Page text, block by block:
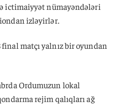
ictimaiyyət nümayəndələri
izləyirlər.
matçı yalnız bir oyundan
Ordumuzun lokal
rejim qalıqları ağ